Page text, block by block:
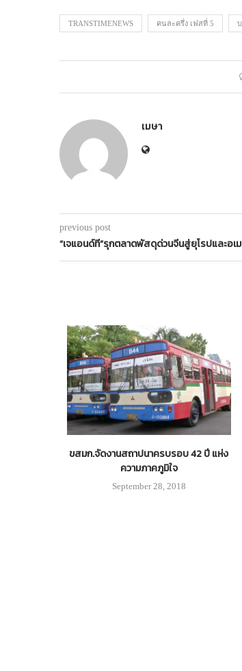
TRANSTIMENEWS คนละครึ่ง เฟสที่ 5
เมษา
previous post
“เจแอนด์ที”รุกตลาดพัสดุด่วนจีนสู่ยุโรปและอเ
ขสมก.จัดงานสถาปนาครบรอบ 42 ปี แห่ง
ความภาคภูมิใจ
September 28, 2018